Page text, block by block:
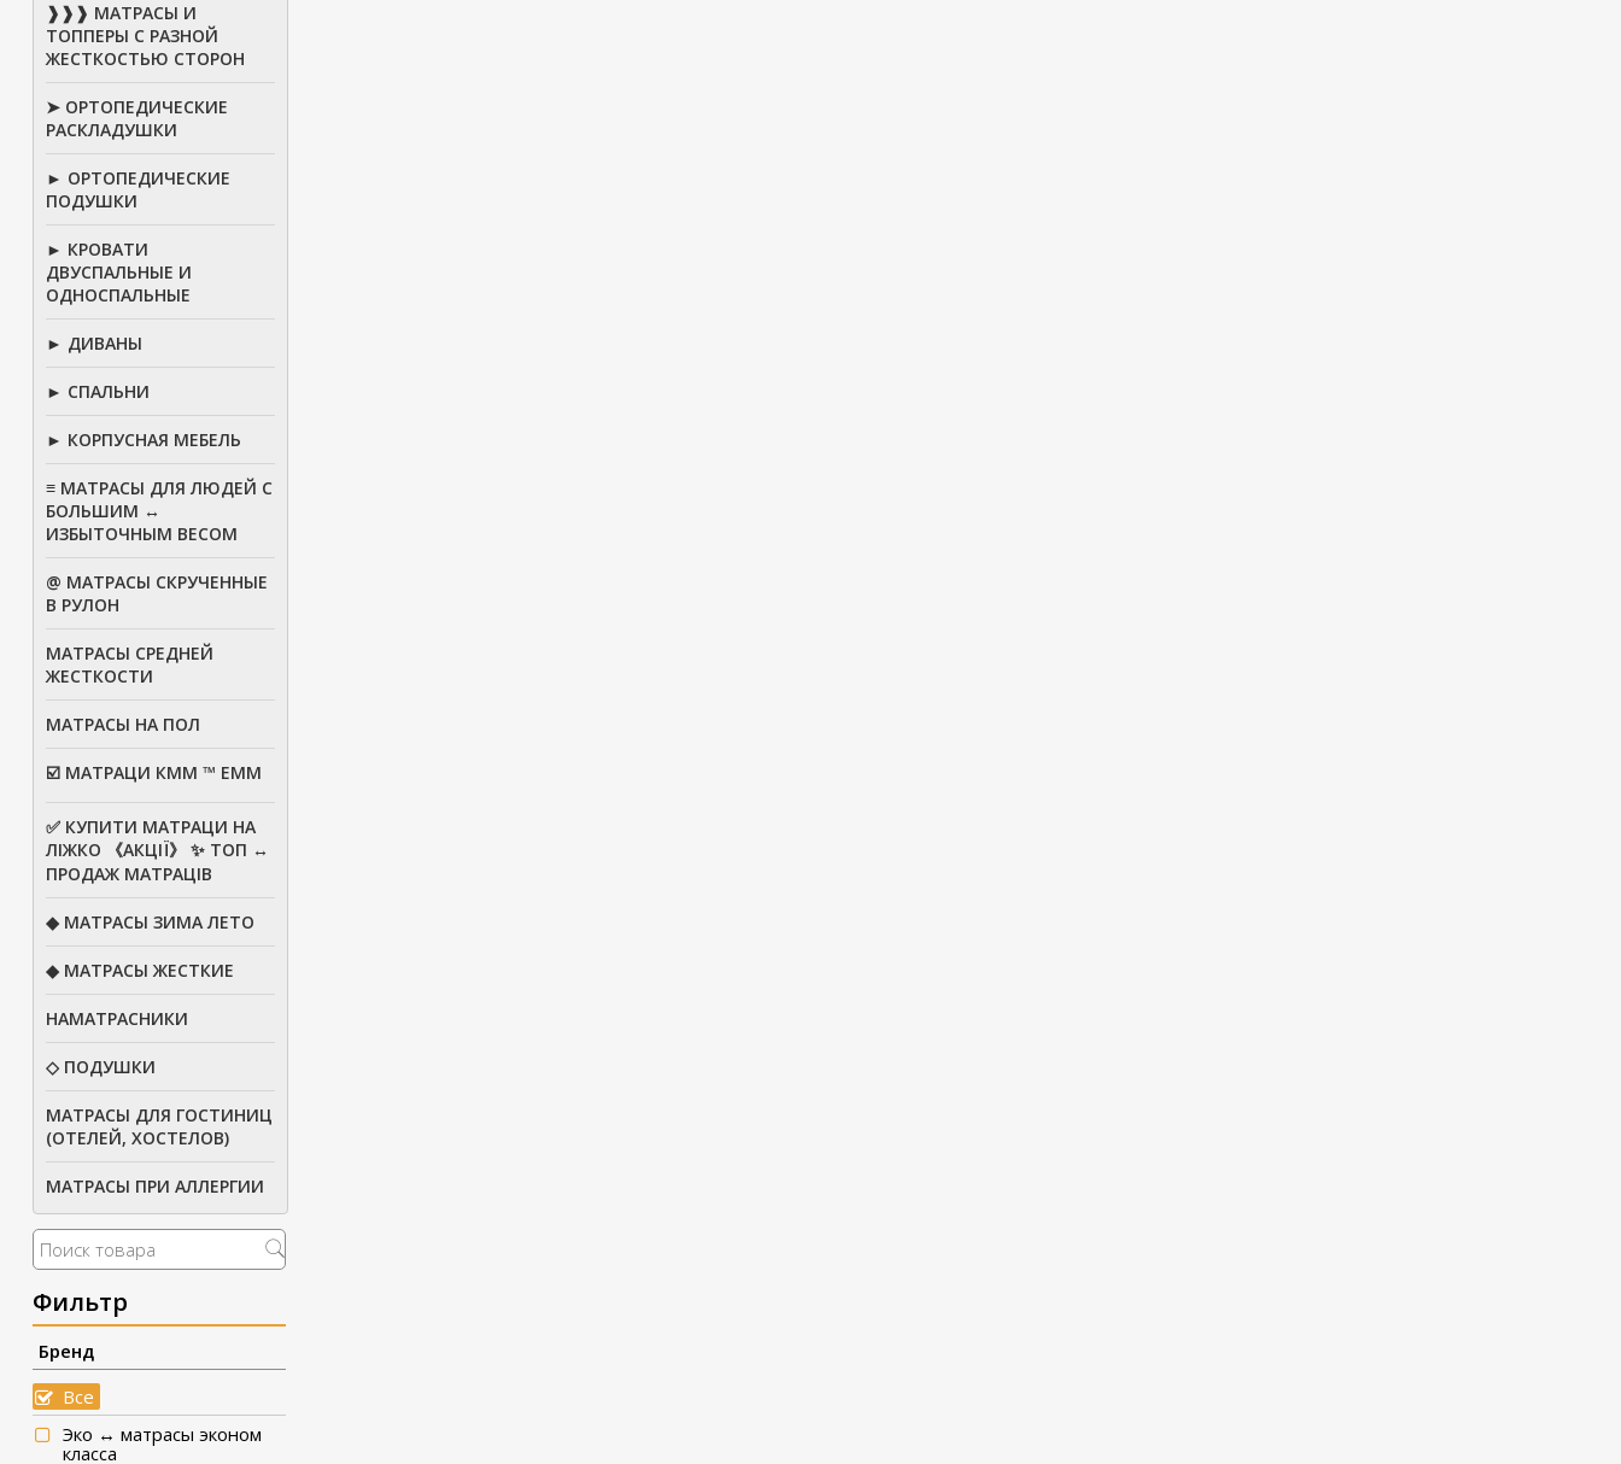
❱❱❱ МАТРАСЫ И
ТОППЕРЫ С РАЗНОЙ
ЖЕСТКОСТЬЮ СТОРОН
➤ ОРТОПЕДИЧЕСКИЕ
РАСКЛАДУШКИ
► ОРТОПЕДИЧЕСКИЕ
ПОДУШКИ
► КРОВАТИ
ДВУСПАЛЬНЫЕ И
ОДНОСПАЛЬНЫЕ
► ДИВАНЫ
► СПАЛЬНИ
► КОРПУСНАЯ МЕБЕЛЬ
≡ МАТРАСЫ ДЛЯ ЛЮДЕЙ С
БОЛЬШИМ ↔
ИЗБЫТОЧНЫМ ВЕСОМ
@ МАТРАСЫ СКРУЧЕННЫЕ
В РУЛОН
МАТРАСЫ СРЕДНЕЙ
ЖЕСТКОСТИ
МАТРАСЫ НА ПОЛ
☑️ МАТРАЦИ КММ ™ ЕММ
✅ КУПИТИ МАТРАЦИ НА
ЛІЖКО 《АКЦІЇ》 ✨ ТОП ↔
ПРОДАЖ МАТРАЦІВ
◆ МАТРАСЫ ЗИМА ЛЕТО
◆ МАТРАСЫ ЖЕСТКИЕ
НАМАТРАСНИКИ
◇ ПОДУШКИ
МАТРАСЫ ДЛЯ ГОСТИНИЦ
(ОТЕЛЕЙ, ХОСТЕЛОВ)
МАТРАСЫ ПРИ АЛЛЕРГИИ
Фильтр
Бренд
Все
Эко ↔ матрасы эконом
класса